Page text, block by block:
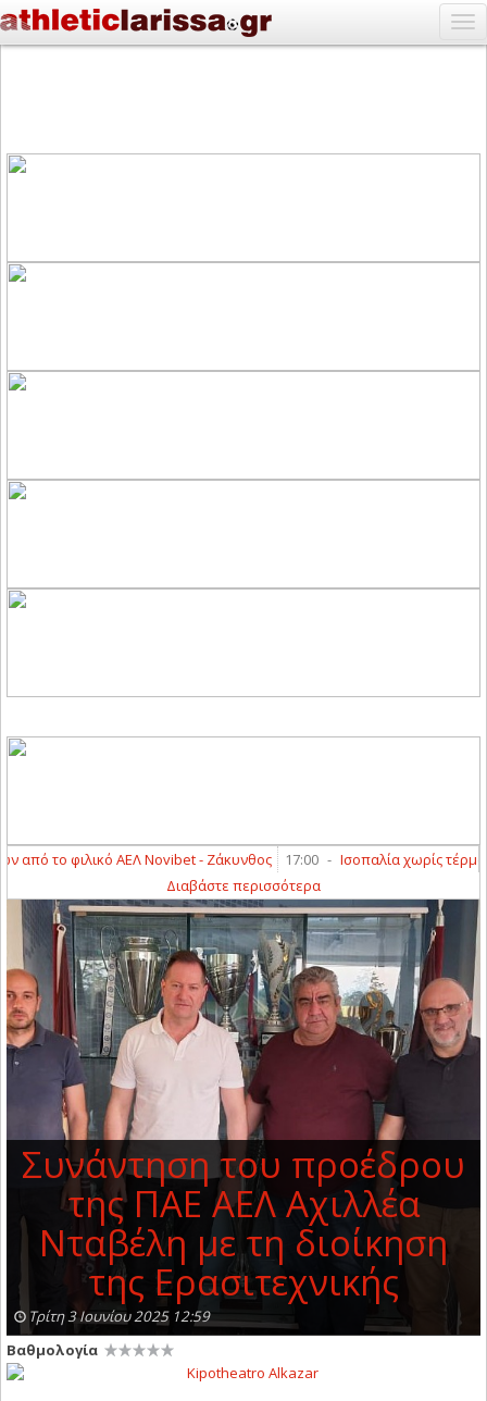
το φιλικό ΑΕΛ Novibet - Ζάκυνθος 17:00 - Ισοπαλία χωρίς τέρματα
Διαβάστε περισσότερα
Συνάντηση του προέδρου
της ΠΑΕ ΑΕΛ Αχιλλέα
Νταβέλη με τη διοίκηση
της Ερασιτεχνικής
Τρίτη 3 Ιουνίου 2025 12:59
Βαθμολογία